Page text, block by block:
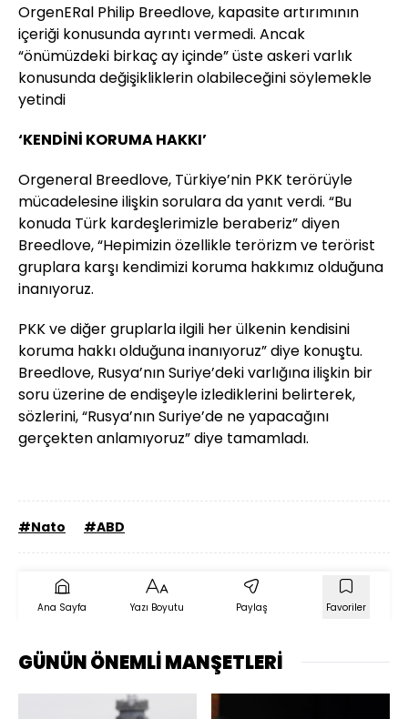
OrgenERal Philip Breedlove, kapasite artırımının
içeriği konusunda ayrıntı vermedi. Ancak
“önümüzdeki birkaç ay içinde” üste askeri varlık
konusunda değişikliklerin olabileceğini söylemekle
yetindi
‘KENDİNİ KORUMA HAKKI’
Orgeneral Breedlove, Türkiye’nin PKK terörüyle
mücadelesine ilişkin sorulara da yanıt verdi. “Bu
konuda Türk kardeşlerimizle beraberiz” diyen
Breedlove, “Hepimizin özellikle terörizm ve terörist
gruplara karşı kendimizi koruma hakkımız olduğuna
inanıyoruz.
PKK ve diğer gruplarla ilgili her ülkenin kendisini
koruma hakkı olduğuna inanıyoruz” diye konuştu.
Breedlove, Rusya’nın Suriye’deki varlığına ilişkin bir
soru üzerine de endişeyle izlediklerini belirterek,
sözlerini, “Rusya’nın Suriye’de ne yapacağını
gerçekten anlamıyoruz” diye tamamladı.
#Nato #ABD
Ana Sayfa Yazı Boyutu Paylaş Favoriler
GÜNÜN ÖNEMLİ MANŞETLERİ